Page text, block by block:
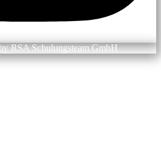
RSA Schulungsteam GmbH